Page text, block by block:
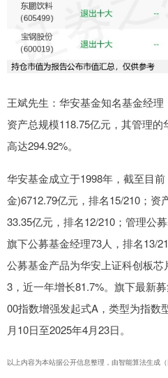
王斌先生：华安基金知名基金经
资产总规模118.75亿元，其管理
高达294.92%。
华安基金成立于1998年，截至目
金)6712.79亿元，排名15/210；资
33.35亿元，排名12/210；管理公
旗下公募基金经理73人，排名13/
公募基金产品为华安上证科创板
3，近一年增长81.7%。旗下最新
00指数增强发起式A，类型为指数
月10日至2025年4月23日。
以上内容为本站据公开信息整理，由智能算法生成